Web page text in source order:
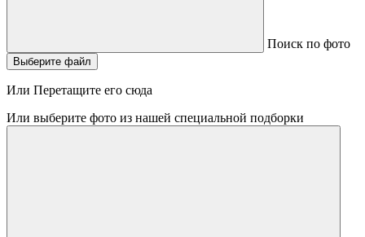
Поиск по фото
Выберите файл
Или Перетащите его сюда
Или выберите фото из нашей специальной подборки